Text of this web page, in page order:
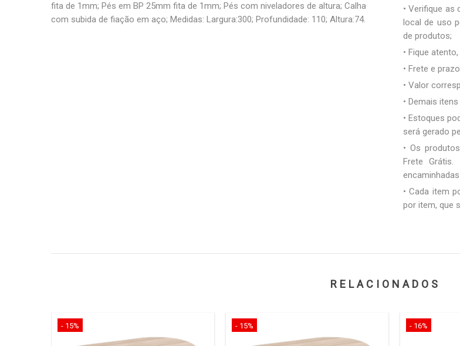
fita de 1mm; Pés em BP 25mm fita de 1mm; Pés com niveladores de altura; Calha
com subida de fiação em aço; Medidas: Largura:300; Profundidade: 110; Altura:74.
• Verifique
local de uso
de produtos;
• Fique
• Frete e
• Valor
• Demais
• Estoques
será gerado
• Os
Frete
• Cada item
por item, que
RELACIONADOS
- 15% - 15% - 16%